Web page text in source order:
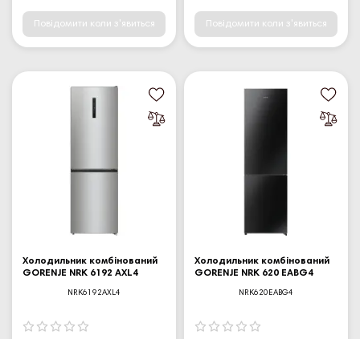
Повідомити коли з'явиться Повідомити коли з'явиться
Холодильник комбінований
GORENJE NRK 6192 AXL4
NRK6192AXL4
Холодильник комбінований
GORENJE NRK 620 EABG4
NRK620EABG4